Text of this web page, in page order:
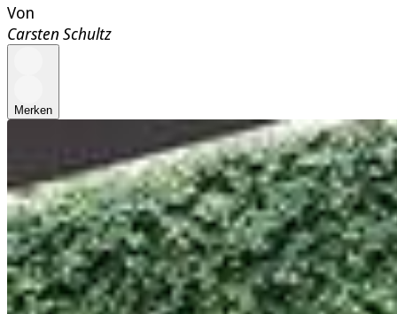
Von
Carsten Schultz
Merken